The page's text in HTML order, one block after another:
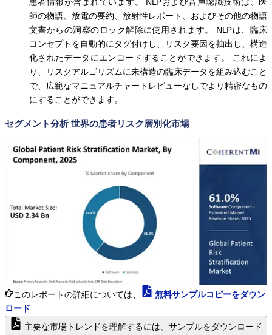
師の物語、放電の要約、放射性レポート、およびその他の物語
文書からの洞察のロック解除に使用されます。 NLPは、臨床
コンセプトを自動的にタグ付けし、リスク要因を抽出し、構造
化されたデータにエンコードすることができます。 これによ
り、リスクアルゴリズムに未構造の臨床データを組み込むこと
で、広範なマニュアルチャートレビューなしでより精密なもの
にすることができます。
セグメント分析 世界の患者リスク層別化市場
このレポートの詳細については、
無料サンプルコピーをダウン
ロード
主要な市場トレンドを理解するには、サンプルをダウンロード